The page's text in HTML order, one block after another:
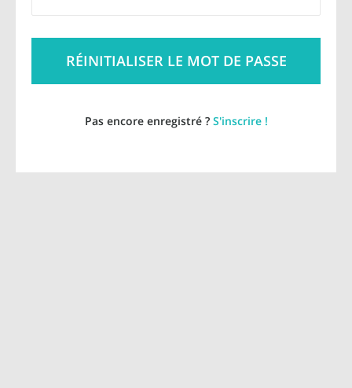
Pas encore enregistré ? S'inscrire !